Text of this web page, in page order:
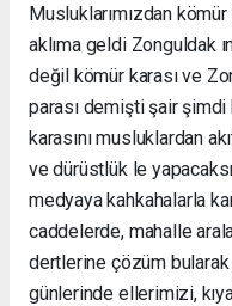
Musluklarımızdan
aklıma geldi Zonguldak
değil kömür karası ve
parası demişti şair
karasını musluklardan
ve dürüstlük le
medyaya kahkahalarla
caddelerde, mahalle
dertlerine çözüm bularak
günlerinde ellerimizi,